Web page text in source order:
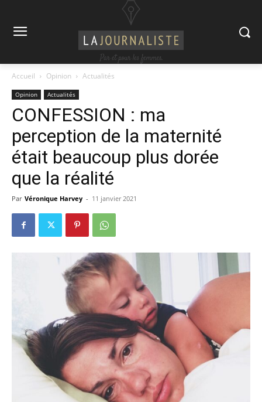
Accueil Opinion Actualités
Opinion Actualités
CONFESSION : ma
perception de la maternité
était beaucoup plus dorée
que la réalité
Par Véronique Harvey - 11 janvier 2021